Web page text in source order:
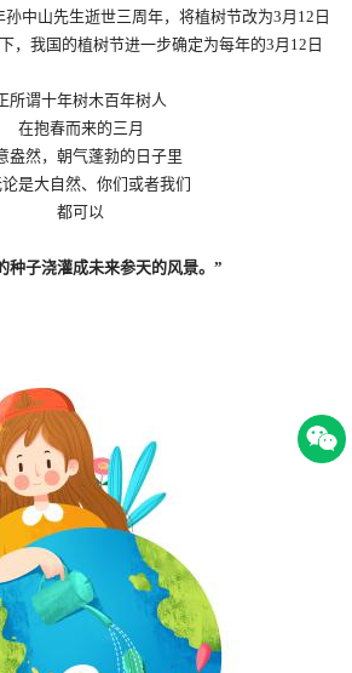
孙中山先生逝世三周年，将植树节改为3月 12 日
，我国的植树节进一步确定为每年的3月 12 日
所谓十年树木百年树人
在抱春而来的三月
盎然，朝气蓬勃的日子里
是大自然、你们或者我们
都可以
种子浇灌成未来参天的风景。”